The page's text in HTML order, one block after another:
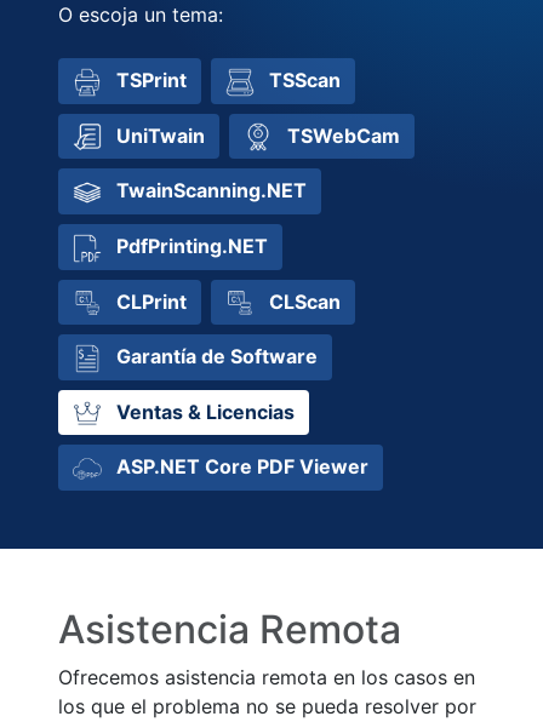
O escoja un tema:
TSPrint TSScan
UniTwain TSWebCam
TwainScanning.NET
PdfPrinting.NET
CLPrint CLScan
Garantía de Software
Ventas & Licencias
ASP.NET Core PDF Viewer
Asistencia Remota
Ofrecemos asistencia remota en los casos en
los que el problema no se pueda resolver por